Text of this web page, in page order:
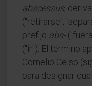
abscessus,
("retirarse",
prefijo abs-
("ir"). El término
Cornelio Celso
para designar